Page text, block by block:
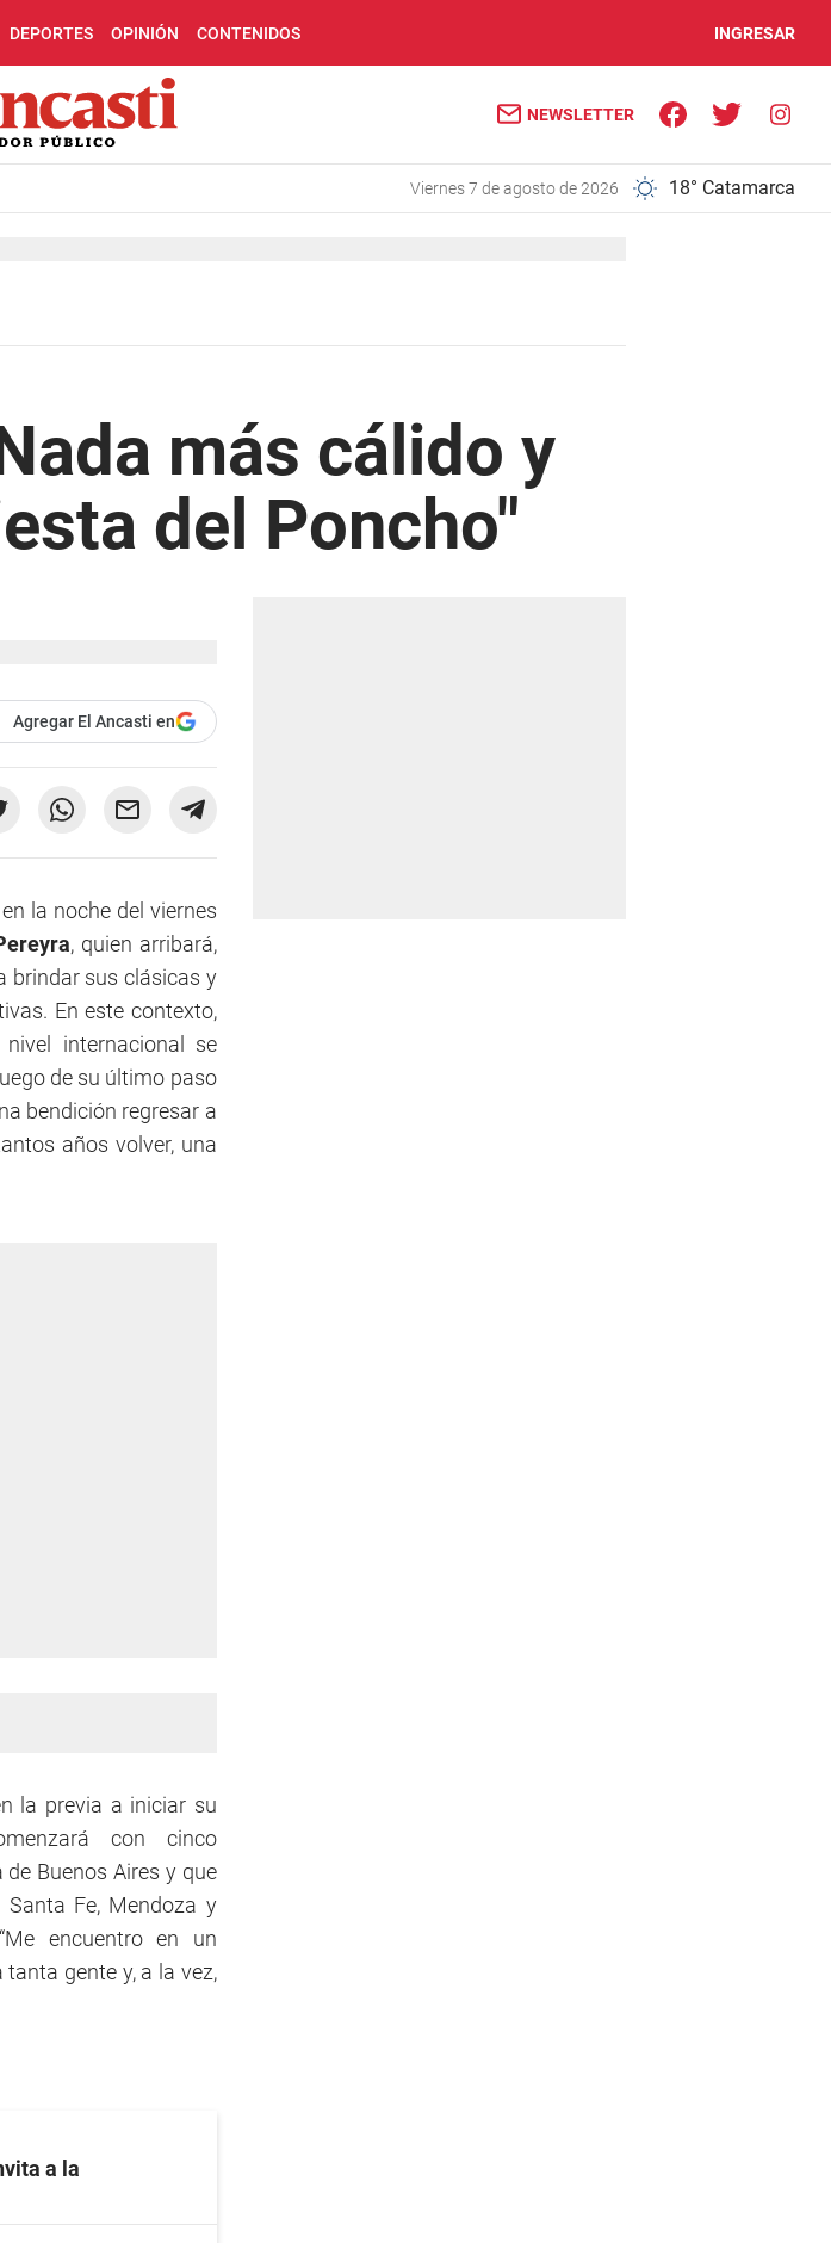
DEPORTES OPINIÓN CONTENIDOS INGRESAR
NEWSLETTER
viernes 7 de agosto de 2026 18° Catamarca
más cálido y
del Poncho"
Agregar El Ancasti en
la noche del viernes
, quien arribará,
brindar sus clásicas y
En este contexto,
internacional se
de su último paso
bendición regresar a
años volver, una
la previa a iniciar su
con cinco
Buenos Aires y que
Santa Fe, Mendoza y
encuentro en un
gente y, a la vez,
a la